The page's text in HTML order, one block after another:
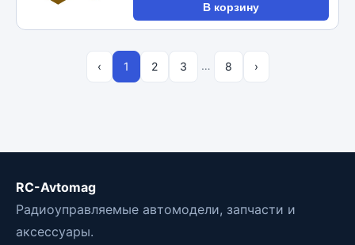
В корзину
‹ 1 2 3 … 8 ›
RC-Avtomag
Радиоуправляемые автомодели, запчасти и
аксессуары.